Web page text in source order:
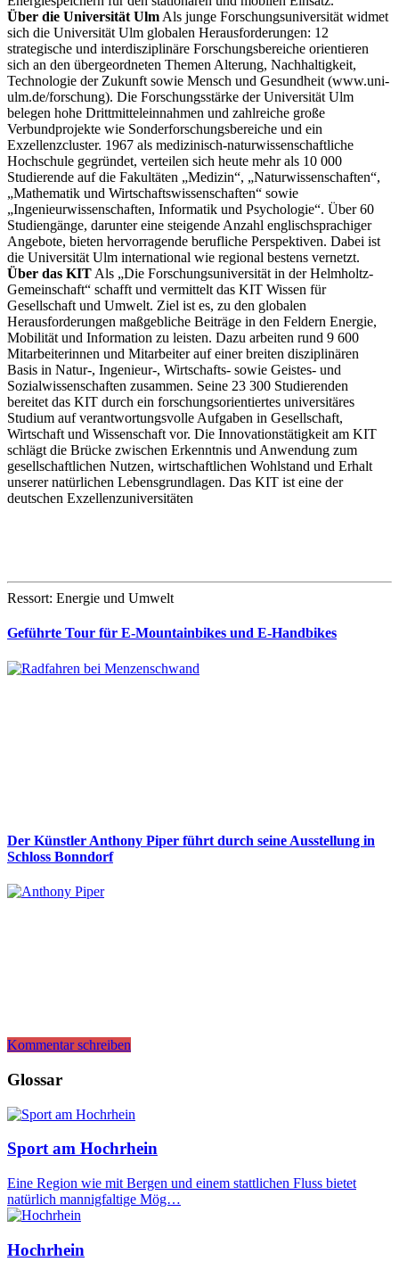
Über die Universität Ulm Als junge Forschungsuniversität widmet
sich die Universität Ulm globalen Herausforderungen: 12
strategische und interdisziplinäre Forschungsbereiche orientieren
sich an den übergeordneten Themen Alterung, Nachhaltigkeit,
Technologie der Zukunft sowie Mensch und Gesundheit (www.uni-
ulm.de/forschung). Die Forschungsstärke der Universität Ulm
belegen hohe Drittmitteleinnahmen und zahlreiche große
Verbundprojekte wie Sonderforschungsbereiche und ein
Exzellenzcluster. 1967 als medizinisch-naturwissenschaftliche
Hochschule gegründet, verteilen sich heute mehr als 10 000
Studierende auf die Fakultäten „Medizin“, „Naturwissenschaften“,
„Mathematik und Wirtschaftswissenschaften“ sowie
„Ingenieurwissenschaften, Informatik und Psychologie“. Über 60
Studiengänge, darunter eine steigende Anzahl englischsprachiger
Angebote, bieten hervorragende berufliche Perspektiven. Dabei ist
die Universität Ulm international wie regional bestens vernetzt.
Über das KIT Als „Die Forschungsuniversität in der Helmholtz-
Gemeinschaft“ schafft und vermittelt das KIT Wissen für
Gesellschaft und Umwelt. Ziel ist es, zu den globalen
Herausforderungen maßgebliche Beiträge in den Feldern Energie,
Mobilität und Information zu leisten. Dazu arbeiten rund 9 600
Mitarbeiterinnen und Mitarbeiter auf einer breiten disziplinären
Basis in Natur-, Ingenieur-, Wirtschafts- sowie Geistes- und
Sozialwissenschaften zusammen. Seine 23 300 Studierenden
bereitet das KIT durch ein forschungsorientiertes universitäres
Studium auf verantwortungsvolle Aufgaben in Gesellschaft,
Wirtschaft und Wissenschaft vor. Die Innovationstätigkeit am KIT
schlägt die Brücke zwischen Erkenntnis und Anwendung zum
gesellschaftlichen Nutzen, wirtschaftlichen Wohlstand und Erhalt
unserer natürlichen Lebensgrundlagen. Das KIT ist eine der
deutschen Exzellenzuniversitäten
Ressort: Energie und Umwelt
Geführte Tour für E-Mountainbikes und E-Handbikes
Der Künstler Anthony Piper führt durch seine Ausstellung in
Schloss Bonndorf
Kommentar schreiben
Glossar
Sport am Hochrhein
Eine Region wie mit Bergen und einem stattlichen Fluss bietet
natürlich mannigfaltige Mög…
Hochrhein